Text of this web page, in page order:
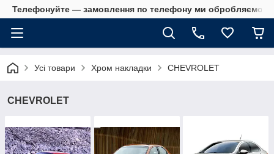
Телефонуйте — замовлення по телефону ми обробляємо в
Усі товари Хром накладки CHEVROLET
CHEVROLET